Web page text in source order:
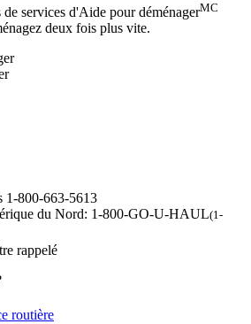
services d'Aide pour déménagerMC
deux fois plus vite.
1-800-663-5613
du Nord: 1-800-GO-U-HAUL(1-
rappelé
routière